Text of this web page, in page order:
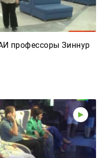
профессоры Зиннур